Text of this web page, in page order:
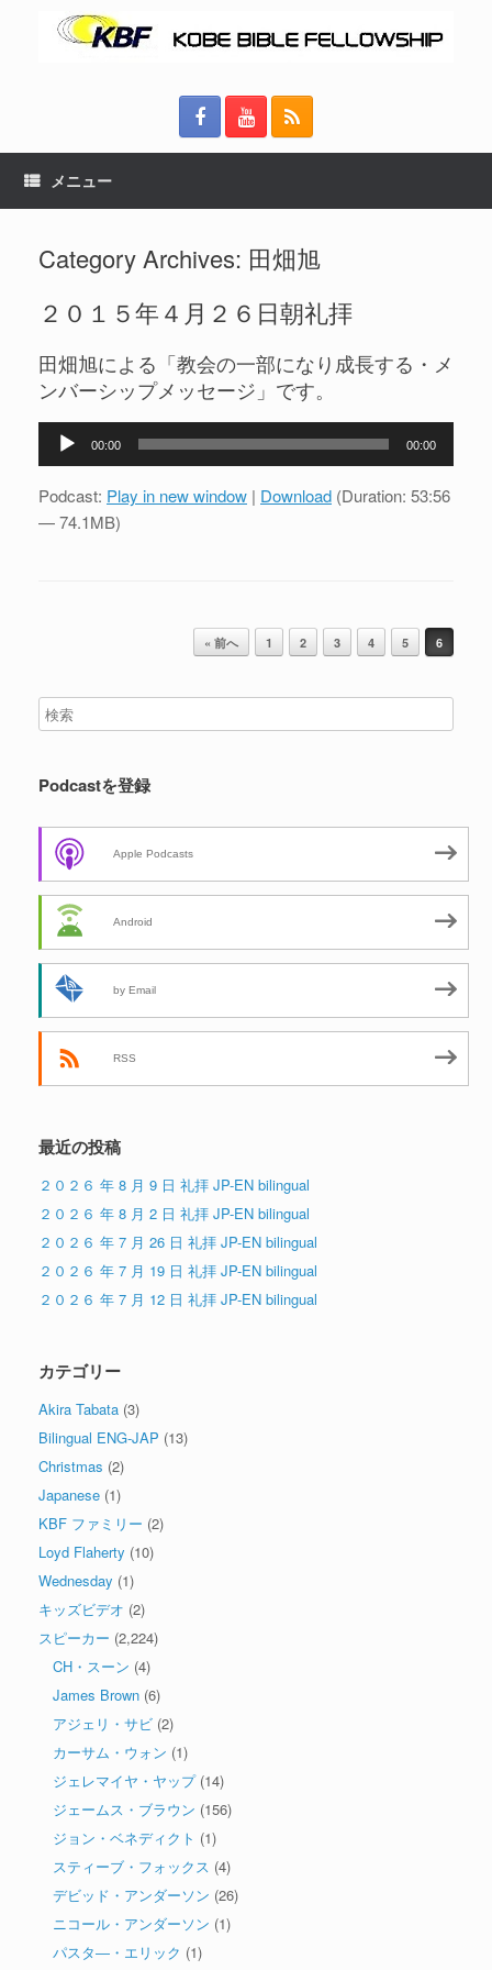
メニュー
Category Archives: 田畑旭
２０１５年４月２６日朝礼拝
田畑旭による「教会の一部になり成長する・メ
ンバーシップメッセージ」です。
プ
00:00 00:00
Podcast: Play in new window | Download (Duration: 53:56
— 74.1MB)
« 前へ 1 2 3 4 5 6
Podcastを登録
Apple Podcasts
Android
by Email
RSS
最近の投稿
２０２６ 年 8 月 9 日 礼拝 JP-EN bilingual
２０２６ 年 8 月 2 日 礼拝 JP-EN bilingual
２０２６ 年 7 月 26 日 礼拝 JP-EN bilingual
２０２６ 年 7 月 19 日 礼拝 JP-EN bilingual
２０２６ 年 7 月 12 日 礼拝 JP-EN bilingual
カテゴリー
Akira Tabata (3)
Bilingual ENG-JAP (13)
Christmas (2)
Japanese (1)
KBF ファミリー (2)
Loyd Flaherty (10)
Wednesday (1)
キッズビデオ (2)
スピーカー (2,224)
CH・スーン (4)
James Brown (6)
アジェリ・サビ (2)
カーサム・ウォン (1)
ジェレマイヤ・ヤップ(14)
ジェームス・ブラウン (156)
ジョン・ベネディクト (1)
スティーブ・フォックス (4)
デビッド・アンダーソン (26)
ニコール・アンダーソン (1)
パスタ―・エリック (1)